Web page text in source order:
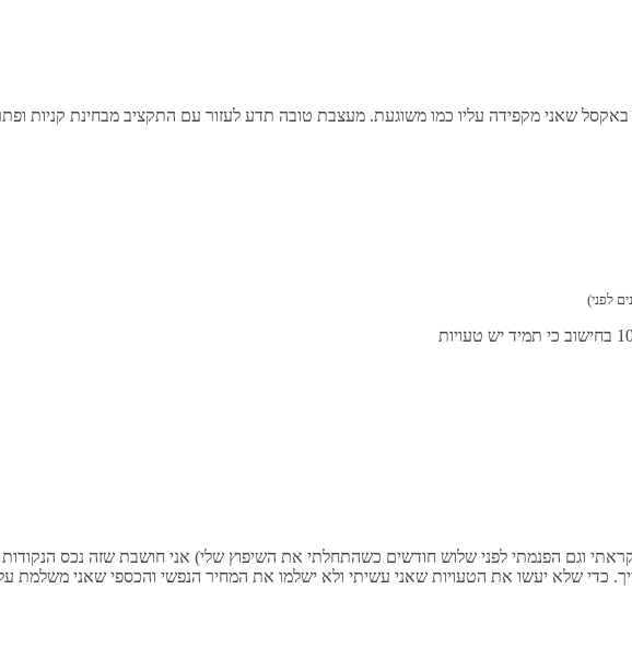
שאני מקפידה עליו כמו משוגעת. מעצבת טובה תדע לעזור עם התקציב מבחינת קניות
וגם הפנמתי לפני שלוש חודשים כשהתחלתי את השיפוץ שלי) אני חושבת שזה נכס
כדי שלא יעשו את הטעויות שאני עשיתי ולא ישלמו את המחיר הנפשי והכספי שאני משלמת